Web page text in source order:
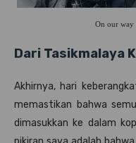
On our way
Dari Tasikmalaya
Akhirnya, hari
memastikan bahwa
dimasukkan ke dalam